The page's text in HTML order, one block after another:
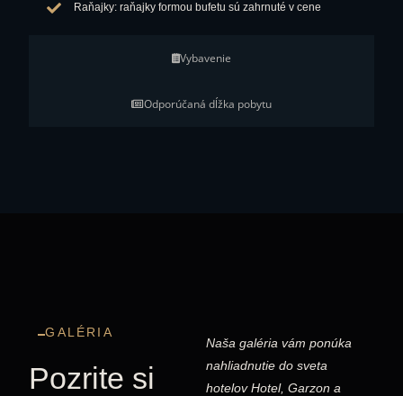
Vybavenie
Odporúčaná dĺžka pobytu
Raňajky: raňajky formou bufetu sú zahrnuté v cene
GALÉRIA
Pozrite si
Naša galéria vám ponúka
nahliadnutie do sveta
hotelov Hotel, Garzon a